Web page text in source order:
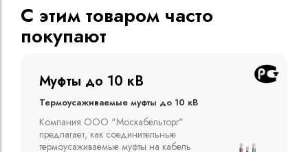
С этим товаром часто
покупают
Муфты до 10 кВ
Термоусаживаемые муфты до 10 кВ
Компания ООО "Москабельторг"
предлагает, как соединительные
термоусаживаемые муфты на кабель